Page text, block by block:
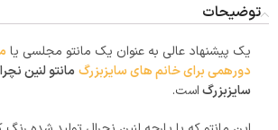
توضیحات
یک پیشنهاد عالی به عنوان یک مانتو مجلسی یا
دورهمی برای خانم های سایزبزرگ مانتو لنین
سایزبزرگاست.